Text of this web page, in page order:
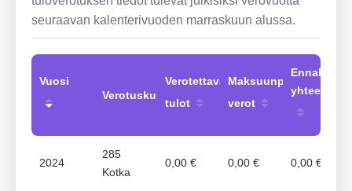
seuraavan kalenterivuoden marraskuun alussa.
Vuosi
Verotuskunta
Verotettavat
tulot
Maksuunpannut
verot
Ennakot
yhteensä
2024
285
Kotka
0,00 € 0,00 € 0,00 €